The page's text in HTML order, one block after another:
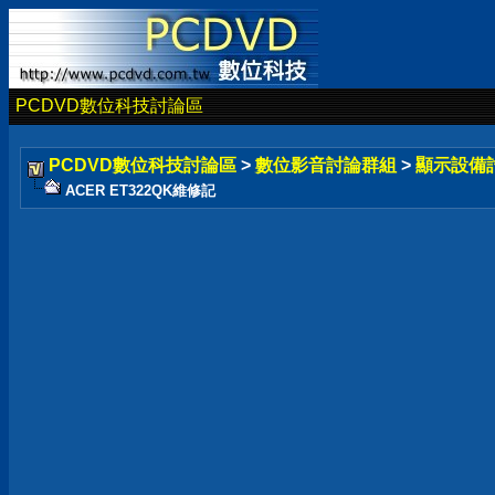
PCDVD數位科技討論區
PCDVD數位科技討論區 > 數位影音討論群組 > 顯示設備
ACER ET322QK維修記